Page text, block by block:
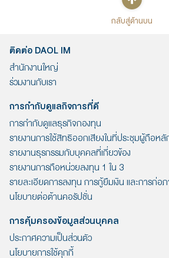
กลับสู่ด้านบน
ติดต่อ DAOL IM
สำนักงานใหญ่
ร่วมงานกับเรา
การกำกับดูแลกิจการที่ดี
การกำกับดูแลธุรกิจกองทุน
รายงานการใช้สิทธิออกเสียงในที่ประชุมผู้ถือห
รายงานธุรกรรมกับบุคคลที่เกี่ยวข้อง
รายงานการถือหน่วยลงทุน 1 ใน 3
รายละเอียดการลงทุน การกู้ยืมเงิน และการก่
นโยบายต่อต้านคอรัปชั่น
การคุ้มครองข้อมูลส่วนบุคคล
ประกาศความเป็นส่วนตัว
นโยบายการใช้คุกกี้